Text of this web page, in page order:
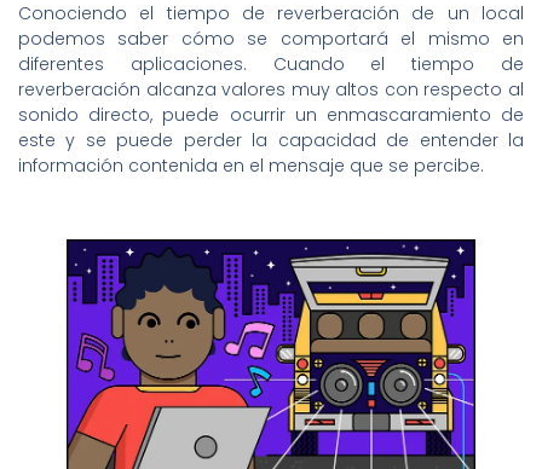
Conociendo el tiempo de reverberación de un local
podemos saber cómo se comportará el mismo en
diferentes aplicaciones. Cuando el tiempo de
reverberación alcanza valores muy altos con respecto al
sonido directo, puede ocurrir un enmascaramiento de
este y se puede perder la capacidad de entender la
información contenida en el mensaje que se percibe.